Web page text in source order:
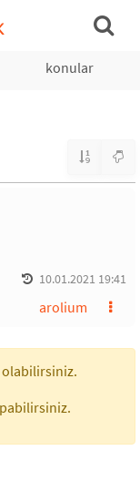
konular
10.01.2021 19:41
arolium